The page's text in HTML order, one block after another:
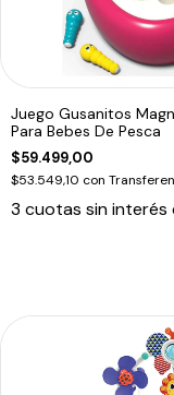
Juego Gusanitos
Para Bebes De Pesca
$59.499,00
$53.549,10 con
3 cuotas sin interés